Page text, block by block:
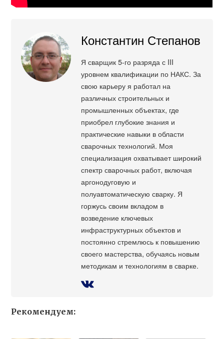
Константин Степанов
Я сварщик 5-го разряда с III
уровнем квалификации по НАКС. За
свою карьеру я работал на
различных строительных и
промышленных объектах, где
приобрел глубокие знания и
практические навыки в области
сварочных технологий. Моя
специализация охватывает широкий
спектр сварочных работ, включая
аргонодуговую и
полуавтоматическую сварку. Я
горжусь своим вкладом в
возведение ключевых
инфраструктурных объектов и
постоянно стремлюсь к повышению
своего мастерства, обучаясь новым
методикам и технологиям в сварке.
Рекомендуем: